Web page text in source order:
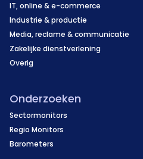
IT, online & e-commerce
Industrie & productie
Media, reclame & communicatie
Zakelijke dienstverlening
Overig
Onderzoeken
Sectormonitors
Regio Monitors
Barometers